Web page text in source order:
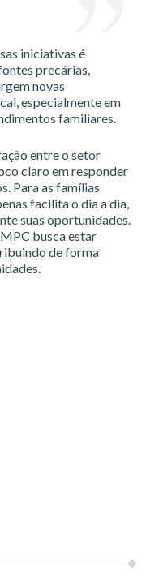
iniciativas é
precárias,
novas
especialmente em
familiares.
entre o setor
claro em responder
Para as famílias
facilita o dia a dia,
suas oportunidades.
busca estar
de forma